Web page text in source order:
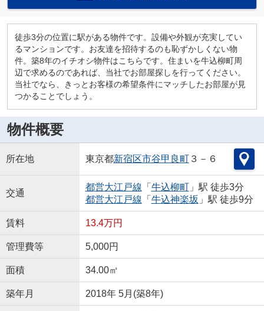
徒歩3分の位置に駅がある物件です。設備や外観が充実してい
るマンションです。お友達を招待するのも恥ずかしくない物
件。築8年のイチオシ物件はこちらです。住まいを牛込柳町周
辺で求めるのであれば、当社でお部屋探しを行ってください。
当社でなら、きっとお客様の希望条件にマッチしたお部屋が見
つかることでしょう。
物件概要
所在地 東京都新宿区市谷甲良町３－６
交通
都営大江戸線 「 牛込柳町」駅 徒歩3分
都営大江戸線 「 牛込神楽坂 」駅 徒歩9分
賃料 13.4万円
管理費等 5,000円
面積 34.00㎡
築年月 2018年 5月(築8年)